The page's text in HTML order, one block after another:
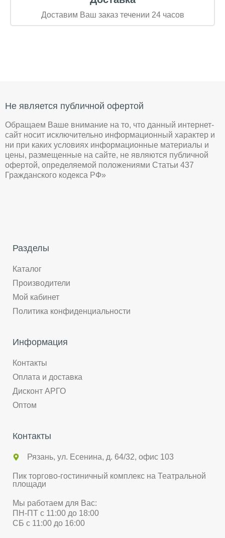
Доставим Ваш заказ течении 24 часов
Не является публичной офертой
Обращаем Ваше внимание на то, что данный интернет-
сайт носит исключительно информационный характер и
ни при каких условиях информационные материалы и
цены, размещенные на сайте, не являются публичной
офертой, определяемой положениями Статьи 437
Гражданского кодекса РФ»
Разделы
Каталог
Производители
Мой кабинет
Политика конфиденциальности
Информация
Контакты
Оплата и доставка
Дисконт АРГО
Оптом
Контакты
Рязань, ул. Есенина, д. 64/32, офис 103
Пик торгово-гостиничный комплекс на Театральной
площади
Мы работаем для Вас:
ПН-ПТ с 11:00 до 18:00
СБ с 11:00 до 16:00